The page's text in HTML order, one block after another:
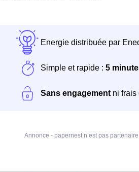
Energie distribuée par
Simple et rapide : 5
Sans engagement ni frais
Annonce - papernest n’est pas